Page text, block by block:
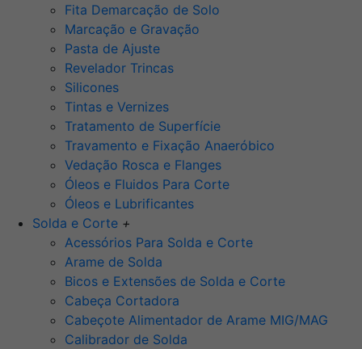
Fita Demarcação de Solo
Marcação e Gravação
Pasta de Ajuste
Revelador Trincas
Silicones
Tintas e Vernizes
Tratamento de Superfície
Travamento e Fixação Anaeróbico
Vedação Rosca e Flanges
Óleos e Fluidos Para Corte
Óleos e Lubrificantes
Solda e Corte +
Acessórios Para Solda e Corte
Arame de Solda
Bicos e Extensões de Solda e Corte
Cabeça Cortadora
Cabeçote Alimentador de Arame MIG/MAG
Calibrador de Solda